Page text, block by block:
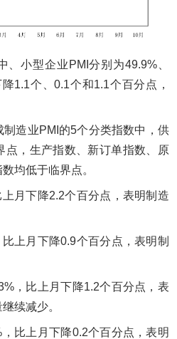
、小型企业PMI分别为49.9%、
1.1个、0.1个和1.1个百分点，
制造业PMI的5个分类指数中，供
点，生产指数、新订单指数、原
均低于临界点。
月下降2.2个百分点，表明制造
上月下降0.9个百分点，表明制
，比上月下降1.2个百分点，表
续减少。
比上月下降0.2个百分点，表明